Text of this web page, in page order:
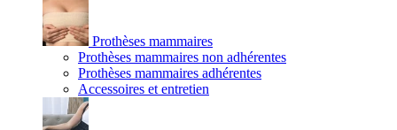
Prothèses mammaires
Prothèses mammaires non adhérentes
Prothèses mammaires adhérentes
Accessoires et entretien